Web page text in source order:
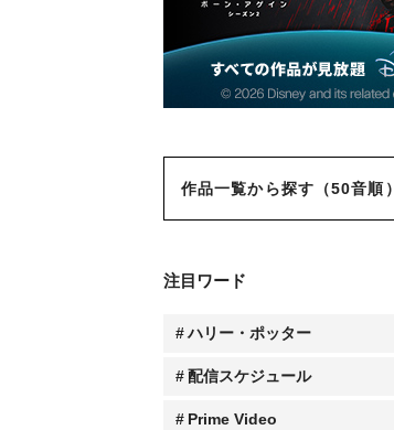
作品一覧から探す（50音順）
注目ワード
ハリー・ポッター
配信スケジュール
Prime Video